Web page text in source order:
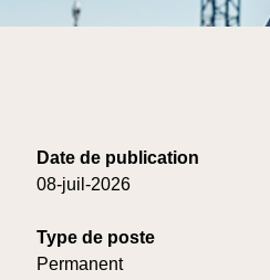
Date de publication
08-juil-2026
Type de poste
Permanent